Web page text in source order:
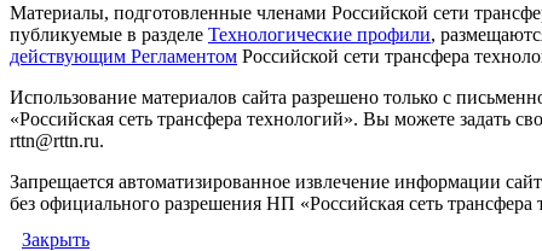
Материалы, подготовленные членами Российской сети
публикуемые в разделе Технологические профили,
действующим Регламентом Российской сети трансфера
Использование материалов сайта разрешено только с
«Российская сеть трансфера технологий». Вы можете задать
rttn@rttn.ru.
Запрещается автоматизированное извлечение информации
без официального разрешения НП «Российская сеть трансфера
Закрыть